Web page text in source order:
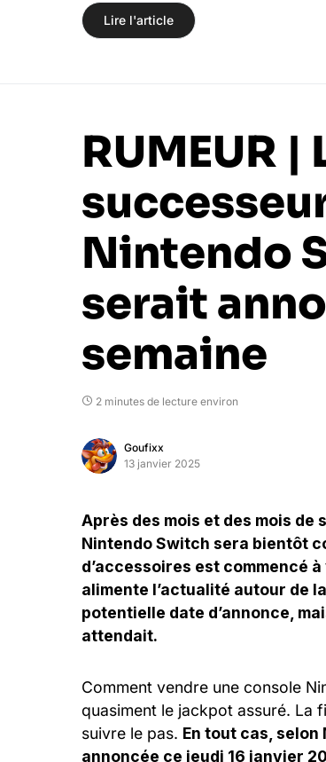
Lire l'article
RUMEUR |
Nintendo
serait
semaine
2 minutes de lecture environ
Goufixx
13 janvier 2025
Après des mois et des mois
Nintendo Switch sera bientôt
d’accessoires est commencé
alimente l’actualité autour de
potentielle date d’annonce,
attendait.
Comment vendre une console
quasiment le jackpot assuré. La
suivre le pas. En tout cas,
annoncée ce jeudi 16 janvier